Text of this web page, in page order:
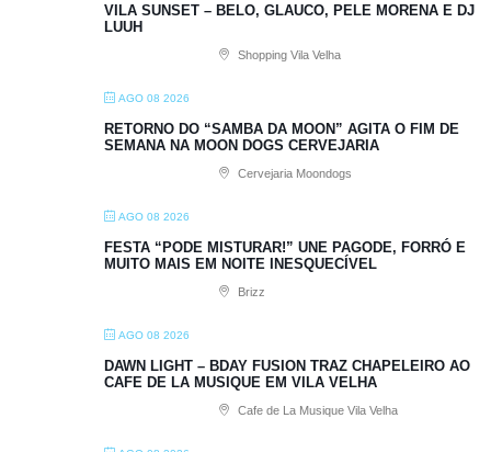
VILA SUNSET – BELO, GLAUCO, PELE MORENA E DJ
LUUH
Shopping Vila Velha
AGO 08 2026
RETORNO DO “SAMBA DA MOON” AGITA O FIM DE
SEMANA NA MOON DOGS CERVEJARIA
Cervejaria Moondogs
AGO 08 2026
FESTA “PODE MISTURAR!” UNE PAGODE, FORRÓ E
MUITO MAIS EM NOITE INESQUECÍVEL
Brizz
AGO 08 2026
DAWN LIGHT – BDAY FUSION TRAZ CHAPELEIRO AO
CAFE DE LA MUSIQUE EM VILA VELHA
Cafe de La Musique Vila Velha